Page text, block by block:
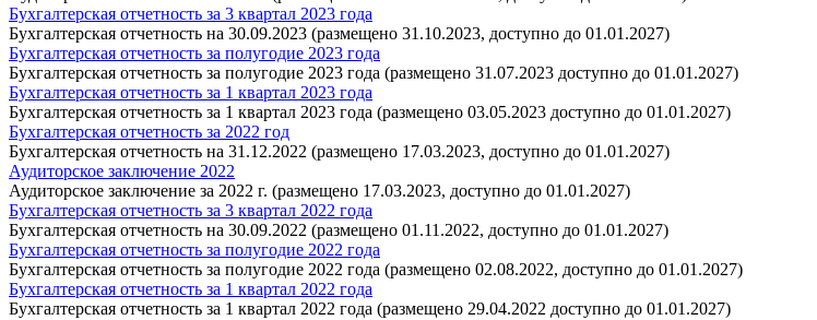
Бухгалтерская отчетность за 3 квартал 2023 года
Бухгалтерская отчетность на 30.09.2023 (размещено 31.10.2023, доступно до 01.01.2027)
Бухгалтерская отчетность за полугодие 2023 года
Бухгалтерская отчетность за полугодие 2023 года (размещено 31.07.2023 доступно до 01.01.2027)
Бухгалтерская отчетность за 1 квартал 2023 года
Бухгалтерская отчетность за 1 квартал 2023 года (размещено 03.05.2023 доступно до 01.01.2027)
Бухгалтерская отчетность за 2022 год
Бухгалтерская отчетность на 31.12.2022 (размещено 17.03.2023, доступно до 01.01.2027)
Аудиторское заключение 2022
Аудиторское заключение за 2022 г. (размещено 17.03.2023, доступно до 01.01.2027)
Бухгалтерская отчетность за 3 квартал 2022 года
Бухгалтерская отчетность на 30.09.2022 (размещено 01.11.2022, доступно до 01.01.2027)
Бухгалтерская отчетность за полугодие 2022 года
Бухгалтерская отчетность за полугодие 2022 года (размещено 02.08.2022, доступно до 01.01.2027)
Бухгалтерская отчетность за 1 квартал 2022 года
Бухгалтерская отчетность за 1 квартал 2022 года (размещено 29.04.2022 доступно до 01.01.2027)